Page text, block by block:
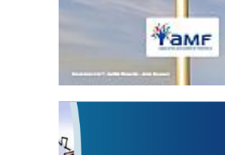
Statut de l’élu local
3 avril 2024
Mise à jour avril 2024